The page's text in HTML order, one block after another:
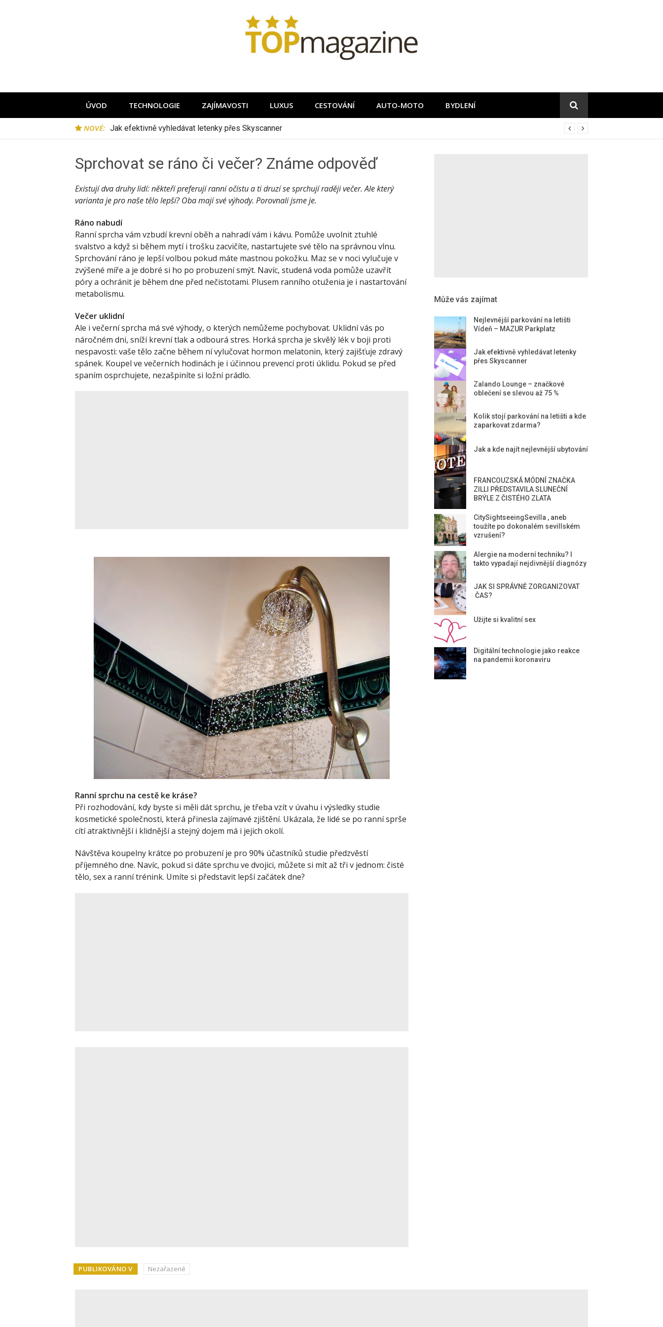
ÚVOD TECHNOLOGIE ZAJÍMAVOSTI LUXUS CESTOVÁNÍ AUTO-MOTO BYDLENÍ
NOVÉ: Jak efektivně vyhledávat letenky přes Skyscanner
Sprchovat se ráno či večer? Známe odpověď
Existují dva druhy lidí: někteří preferují ranní očistu a ti druzí se sprchují raději večer. Ale který
varianta je pro naše tělo lepší? Oba mají své výhody. Porovnali jsme je.
Ráno nabudí
Ranní sprcha vám vzbudí krevní oběh a nahradí vám i kávu. Pomůže uvolnit ztuhlé
svalstvo a když si během mytí i trošku zacvičíte, nastartujete své tělo na správnou vlnu.
Sprchování ráno je lepší volbou pokud máte mastnou pokožku. Maz se v noci vylučuje v
zvýšené míře a je dobré si ho po probuzení smýt. Navíc, studená voda pomůže uzavřít
póry a ochránit je během dne před nečistotami. Plusem ranního otuženia je i nastartování
metabolismu.
Večer uklidní
Ale i večerní sprcha má své výhody, o kterých nemůžeme pochybovat. Uklidní vás po
náročném dni, sníží krevní tlak a odbourá stres. Horká sprcha je skvělý lék v boji proti
nespavosti: vaše tělo začne během ní vylučovat hormon melatonin, který zajišťuje zdravý
spánek. Koupel ve večerních hodinách je i účinnou prevencí proti úklidu. Pokud se před
spaním osprchujete, nezašpiníte si ložní prádlo.
Ranní sprchu na cestě ke kráse?
Při rozhodování, kdy byste si měli dát sprchu, je třeba vzít v úvahu i výsledky studie
kosmetické společnosti, která přinesla zajímavé zjištění. Ukázala, že lidé se po ranní sprše
cítí atraktivnější i klidnější a stejný dojem má i jejich okolí.
Návštěva koupelny krátce po probuzení je pro 90% účastníků studie předzvěstí
příjemného dne. Navíc, pokud si dáte sprchu ve dvojici, můžete si mít až tři v jednom: čisté
tělo, sex a ranní trénink. Umíte si představit lepší začátek dne?
PUBLIKOVÁNO V Nezařazené
Může vás zajímat
Nejlevnější parkování na letišti
Vídeň – MAZUR Parkplatz
Jak efektivně vyhledávat letenky
přes Skyscanner
Zalando Lounge – značkové
oblečení se slevou až 75 %
Kolik stojí parkování na letišti a kde
zaparkovat zdarma?
Jak a kde najít nejlevnější ubytování
FRANCOUZSKÁ MÓDNÍ ZNAČKA
ZILLI PŘEDSTAVILA SLUNEČNÍ
BRÝLE Z ČISTÉHO ZLATA
CitySightseeingSevilla , aneb
toužíte po dokonalém sevillském
vzrušení?
Alergie na moderní techniku? I
takto vypadají nejdivnější diagnózy
JAK SI SPRÁVNĚ ZORGANIZOVAT
ČAS?
Užijte si kvalitní sex
Digitální technologie jako reakce
na pandemii koronaviru